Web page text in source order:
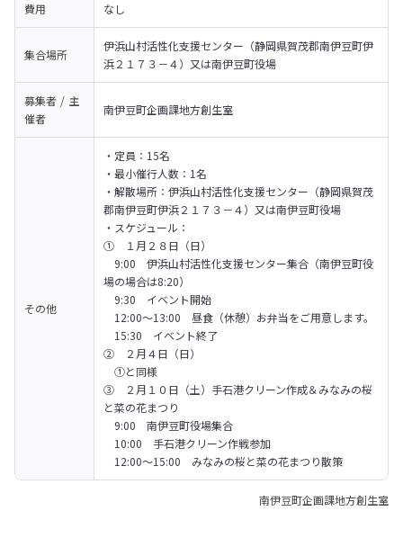
費用 なし
集合場所
伊浜山村活性化支援センター（静岡県賀茂郡南伊豆町伊
浜２１７３－４）又は南伊豆町役場
募集者 / 主
催者
南伊豆町企画課地方創生室
その他
・定員：15名
・最小催行人数：1名
・解散場所：伊浜山村活性化支援センター（静岡県賀茂
郡南伊豆町伊浜２１７３－４）又は南伊豆町役場
・スケジュール：
①　１月２８日（日）
9:00　伊浜山村活性化支援センター集合（南伊豆町役
場の場合は8:20）
9:30　イベント開始
12:00～13:00　昼食（休憩）お弁当をご用意します。
15:30　イベント終了
②　２月４日（日）
①と同様
③　２月１０日（土）手石港クリーン作成＆みなみの桜
と菜の花まつり
9:00　南伊豆町役場集合
10:00　手石港クリーン作戦参加
12:00〜15:00　みなみの桜と菜の花まつり散策
南伊豆町企画課地方創生室